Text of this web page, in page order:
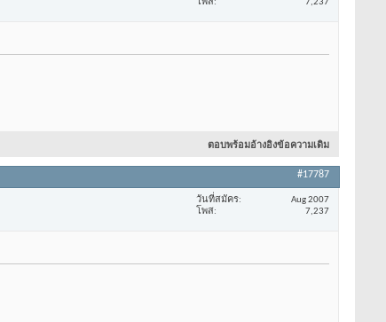
โพส
7,237
ตอบพร้อมอ้างอิงข้อความเดิม
#17787
วันที่สมัคร
Aug 2007
โพส
7,237